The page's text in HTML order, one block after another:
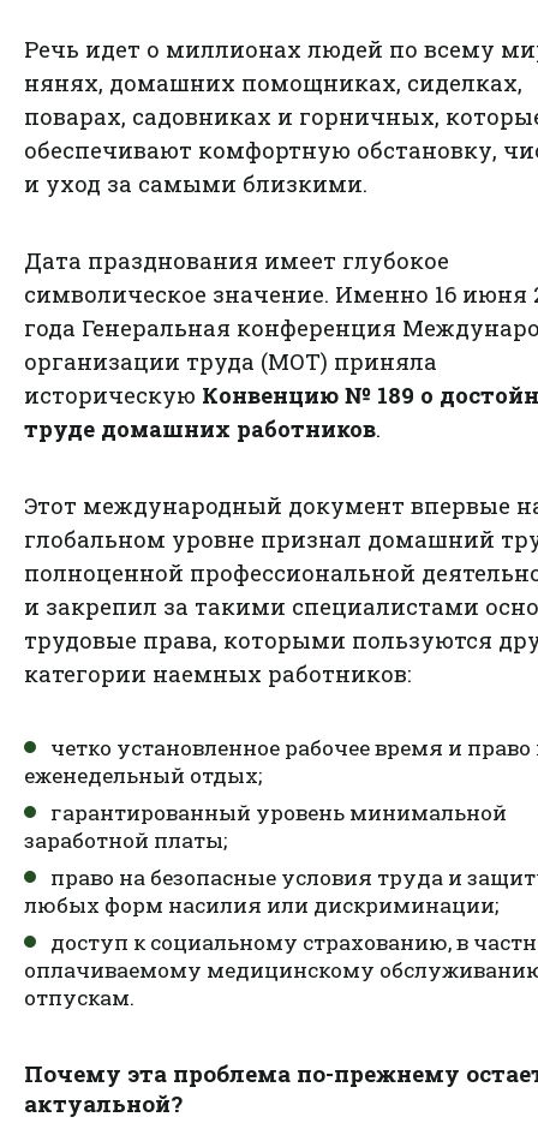
Речь идет о миллионах людей по всему
нянях, домашних помощниках, сиделках,
поварах, садовниках и горничных,
обеспечивают комфортную обстановку,
и уход за самыми близкими.
Дата празднования имеет глубокое
символическое значение. Именно 16 июня
года Генеральная конференция
организации труда (МОТ) приняла
историческую Конвенцию № 189 о
труде домашних работников.
Этот международный документ впервые
глобальном уровне признал домашний
полноценной профессиональной
и закрепил за такими специалистами
трудовые права, которыми пользуются
категории наемных работников:
четко установленное рабочее время и право
еженедельный отдых;
гарантированный уровень минимальной
заработной платы;
право на безопасные условия труда и
любых форм насилия или дискриминации;
доступ к социальному страхованию, в
оплачиваемому медицинскому
отпускам.
Почему эта проблема по-прежнему
актуальной?